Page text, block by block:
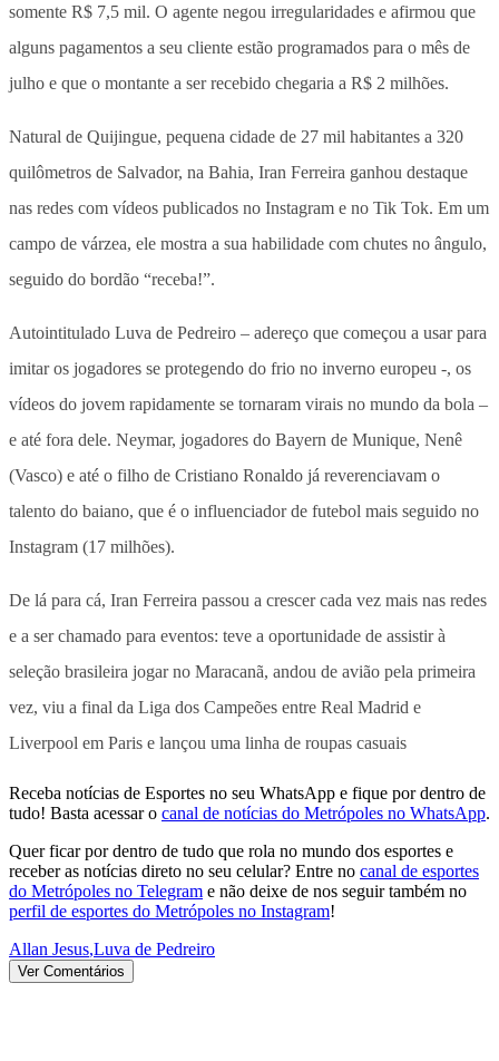
somente R$ 7,5 mil. O agente negou irregularidades e afirmou que
alguns pagamentos a seu cliente estão programados para o mês de
julho e que o montante a ser recebido chegaria a R$ 2 milhões.
Natural de Quijingue, pequena cidade de 27 mil habitantes a 320
quilômetros de Salvador, na Bahia, Iran Ferreira ganhou destaque
nas redes com vídeos publicados no Instagram e no Tik Tok. Em um
campo de várzea, ele mostra a sua habilidade com chutes no ângulo,
seguido do bordão “receba!”.
Autointitulado Luva de Pedreiro – adereço que começou a usar para
imitar os jogadores se protegendo do frio no inverno europeu -, os
vídeos do jovem rapidamente se tornaram virais no mundo da bola –
e até fora dele. Neymar, jogadores do Bayern de Munique, Nenê
(Vasco) e até o filho de Cristiano Ronaldo já reverenciavam o
talento do baiano, que é o influenciador de futebol mais seguido no
Instagram (17 milhões).
De lá para cá, Iran Ferreira passou a crescer cada vez mais nas redes
e a ser chamado para eventos: teve a oportunidade de assistir à
seleção brasileira jogar no Maracanã, andou de avião pela primeira
vez, viu a final da Liga dos Campeões entre Real Madrid e
Liverpool em Paris e lançou uma linha de roupas casuais
Receba notícias de Esportes no seu WhatsApp e fique por dentro de
tudo! Basta acessar o canal de notícias do Metrópoles no WhatsApp.
Quer ficar por dentro de tudo que rola no mundo dos esportes e
receber as notícias direto no seu celular? Entre no canal de esportes
do Metrópoles no Telegram e não deixe de nos seguir também no
perfil de esportes do Metrópoles no Instagram!
Allan Jesus,Luva de Pedreiro
Ver Comentários